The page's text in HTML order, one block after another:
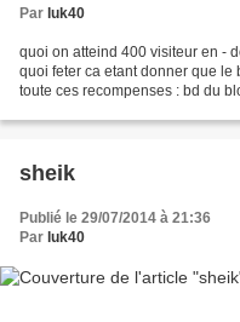
Par luk40
quoi on atteind 400 visiteur en -
quoi feter ca etant donner que le
toute ces recompenses : bd du
sheik
Publié le 29/07/2014 à 21:36
Par luk40